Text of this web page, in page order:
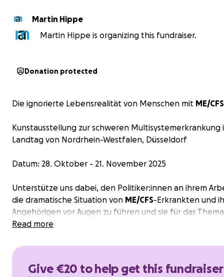
Martin Hippe
Martin Hippe is organizing this fundraiser.
Donation protected
Die ignorierte Lebensrealität von Menschen mit ME/CFS
Kunstausstellung zur schweren Multisystemerkrankung
Landtag von Nordrhein-Westfalen, Düsseldorf
Datum: 28. Oktober - 21. November 2025
Unterstütze uns dabei, den Politiker:innen an ihrem
die dramatische Situation von ME/CFS-Erkrankten und
Angehörigen vor Augen zu führen und sie für das
sensibilisieren.
NRW!
Die Kunstschau „Das stille Leiden mit ME/CFS“ wird vom
Read more
Give €20 to help get this